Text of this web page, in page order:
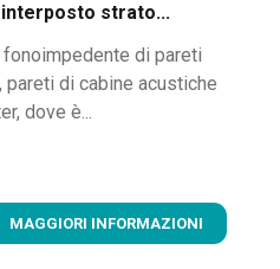
strato...
di pareti
di cabine acustiche
dove è...
MAGGIORI INFORMAZIONI